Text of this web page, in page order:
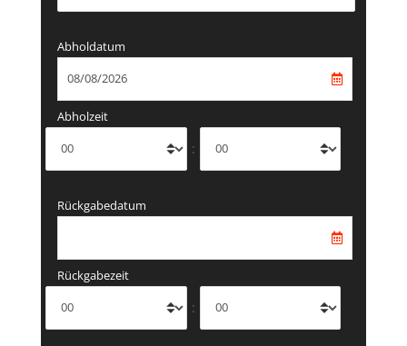
Abholdatum
Abholzeit
:
Rückgabedatum
Rückgabezeit
: